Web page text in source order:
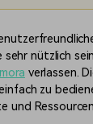
nützlich
verlassen.
zu
und